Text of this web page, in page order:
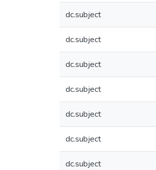
dc.subject
dc.subject
dc.subject
dc.subject
dc.subject
dc.subject
dc.subject